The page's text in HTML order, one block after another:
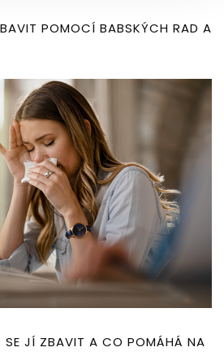
POMOCÍ BABSKÝCH RAD A
SE JÍ ZBAVIT A CO POMÁHÁ NA